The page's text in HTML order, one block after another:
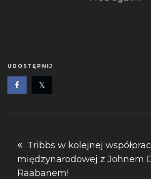
UDOSTĘPNIJ
Nawigacja
wpisu
Tribbs w kolejnej
międzynarodowej z Johnem
Raabanem!